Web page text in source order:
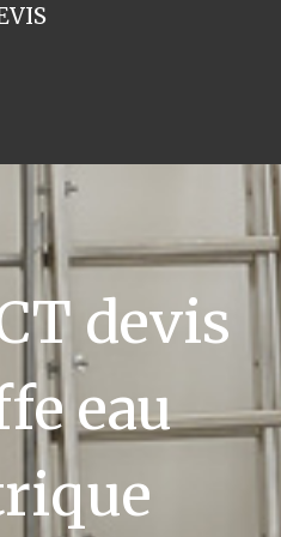
devis
eau